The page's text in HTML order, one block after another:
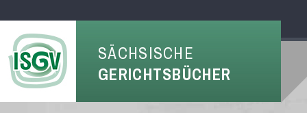
SÄCHSISCHE
GERICHTSBÜCHER